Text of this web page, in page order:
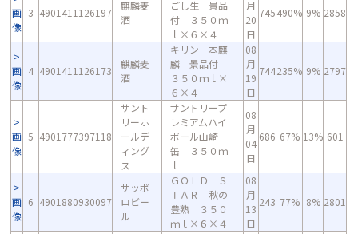
画
像
3 4901411126197
麒麟麦
酒
ごし生 景品
付 ３５０ｍ
ｌ×６×４
月
20
日
745490% 9% 2858
画
像
4 4901411126173
麒麟麦
酒
キリン 本麒
麟 景品付
３５０ｍｌ×
６×４
08
月
19
日
744235% 9% 2797
画
像
5 4901777397118
サント
リーホ
ールデ
ィング
ス
サントリープ
レミアムハイ
ボール山崎
缶 ３５０ｍ
ｌ
08
月
04
日
686 67% 13% 601
画
像
6 4901880930097
サッポ
ロビー
ル
ＧＯＬＤ Ｓ
ＴＡＲ 秋の
豊熟 ３５０
ｍｌ×６×４
08
月
13
日
243 77% 8% 2801